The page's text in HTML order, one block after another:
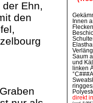
Ehn,
den
Innen
Saum
und
linken
direkt